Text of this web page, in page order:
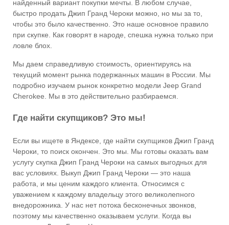
найденный вариант покупки мечты. В любом случае,
быстро продать Джип Гранд Чероки можно, но мы за то,
чтобы это было качественно. Это наше основное правило
при скупке. Как говорят в народе, спешка нужна только при
ловле блох.
Мы даем справедливую стоимость, ориентируясь на
текущий момент рынка подержанных машин в России. Мы
подробно изучаем рынок конкретно модели Jeep Grand
Cherokee. Мы в это действительно разбираемся.
Где найти скупщиков? Это мы!
Если вы ищете в Яндексе, где найти скупщиков Джип Гранд
Чероки, то поиск окончен. Это мы. Мы готовы оказать вам
услугу скупка Джип Гранд Чероки на самых выгодных для
вас условиях. Выкуп Джип Гранд Чероки — это наша
работа, и мы ценим каждого клиента. Относимся с
уважением к каждому владельцу этого великолепного
внедорожника. У нас нет потока бесконечных звонков,
поэтому мы качественно оказываем услуги. Когда вы